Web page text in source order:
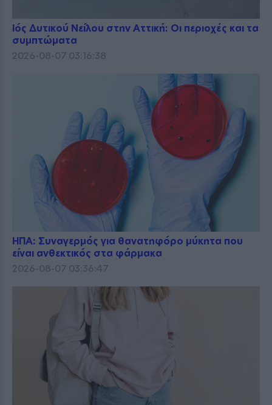
Ιός Δυτικού Νείλου στην Αττική: Οι περιοχές και τα
συμπτώματα
2026-08-07 03:16:38
ΗΠΑ: Συναγερμός για θανατηφόρο μύκητα που
είναι ανθεκτικός στα φάρμακα
2026-08-07 03:36:47